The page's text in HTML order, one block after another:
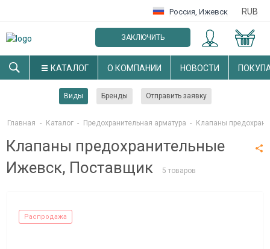
Россия, Ижевск RUB
ЗАКЛЮЧИТЬ
ОПТОВЫЙ ДОГОВОР
КАТАЛОГ О КОМПАНИИ НОВОСТИ
Виды Бренды Отправить заявку
Главная - Каталог - Предохранительная арматура - Клапаны
Клапаны предохранительные
Ижевск, Поставщик
5 товаров
Распродажа